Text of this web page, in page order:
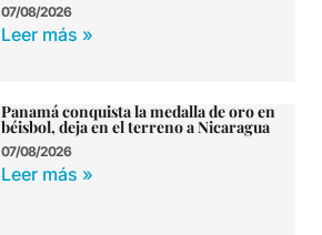
07/08/2026
Leer más »
Panamá conquista la medalla de oro en
béisbol, deja en el terreno a Nicaragua
07/08/2026
Leer más »